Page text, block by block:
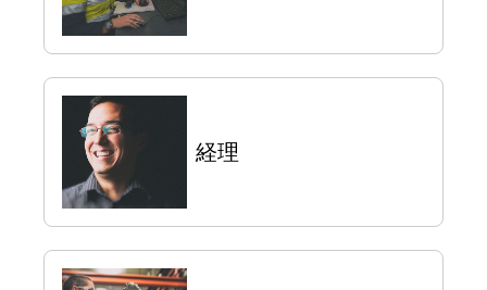
経理